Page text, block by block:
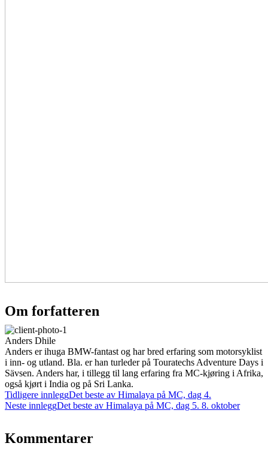
Om forfatteren
Anders Dhile
Anders er ihuga BMW-fantast og har bred erfaring som motorsyklist
i inn- og utland. Bla. er han turleder på Touratechs Adventure Days i
Sävsen. Anders har, i tillegg til lang erfaring fra MC-kjøring i Afrika,
også kjørt i India og på Sri Lanka.
Tidligere innleggDet beste av Himalaya på MC, dag 4.
Neste innleggDet beste av Himalaya på MC, dag 5. 8. oktober
Kommentarer